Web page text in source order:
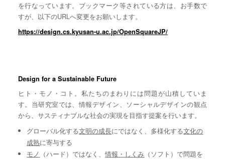
を行なっています。ブックマーク等されている方は、お手数で
すが、以下のURLへ変更をお願いします。
https://design.cs.kyusan-u.ac.jp/OpenSquareJP/
Design for a Sustainable Future
ヒト・モノ・コト。私たちのまわりには問題が山積していま
す。当研究室では、情報デザイン、ソーシャルデザインの観点
から、サスティナブルな社会の実現を目指す提案を行います。
グローバル化する文明の成長にではなく、多様化する文化の
成熟に寄与する
モノ （ハード）ではなく、情報・しくみ （ソフト）で問題を